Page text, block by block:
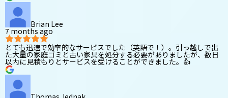
Brian Lee
7 months ago
とても迅速で効率的なサービスでした（英語で！）。引っ越しで出
た大量の家庭ゴミと古い家具を処分する必要がありましたが、数日
以内に見積もりとサービスを受けることができました。👍